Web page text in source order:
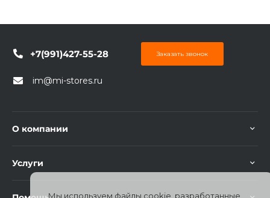
+7(991)427-55-28 Заказать звонок
im@mi-stores.ru
О компании
Услуги
Мы используем файлы cookie, разработанные